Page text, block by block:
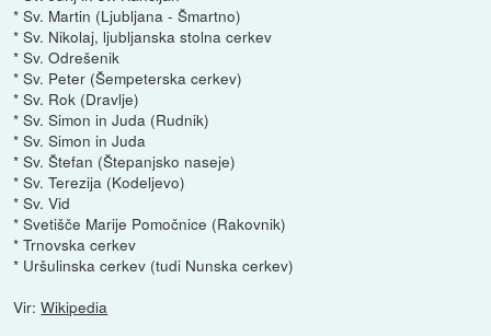
* Sv. Martin (Ljubljana - Šmartno)
* Sv. Nikolaj, ljubljanska stolna cerkev
* Sv. Odrešenik
* Sv. Peter (Šempeterska cerkev)
* Sv. Rok (Dravlje)
* Sv. Simon in Juda (Rudnik)
* Sv. Simon in Juda
* Sv. Štefan (Štepanjsko naseje)
* Sv. Terezija (Kodeljevo)
* Sv. Vid
* Svetišče Marije Pomočnice (Rakovnik)
* Trnovska cerkev
* Uršulinska cerkev (tudi Nunska cerkev)
Vir:Wikipedia